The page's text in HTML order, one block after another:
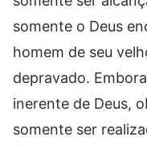
somente o Deus
homem de seu
depravado.
inerente de Deus,
somente ser